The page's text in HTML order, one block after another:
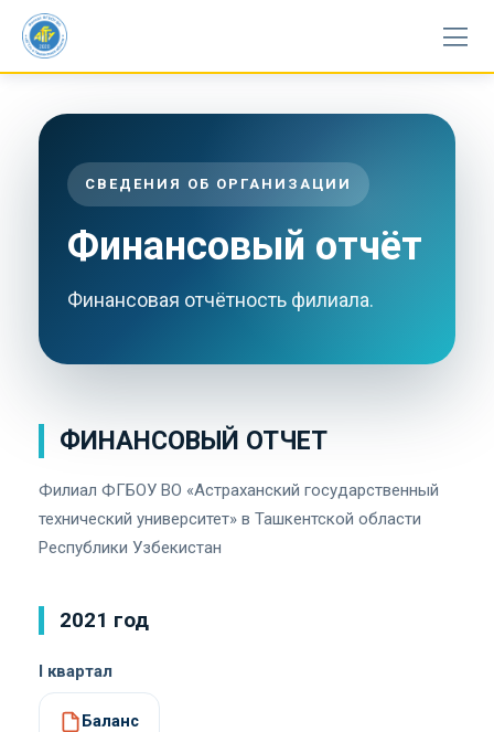
content
СВЕДЕНИЯ ОБ ОРГАНИЗАЦИИ
Финансовый отчёт
Финансовая отчётность филиала.
ФИНАНСОВЫЙ ОТЧЕТ
Филиал ФГБОУ ВО «Астраханский государственный
технический университет» в Ташкентской области
Республики Узбекистан
2021 год
I квартал
Баланс